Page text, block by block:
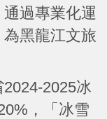
過專業化運
黑龍江文旅
2025冰
，「冰雪